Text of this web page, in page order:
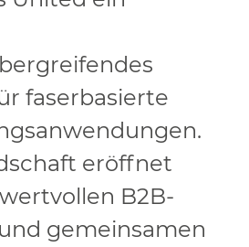
faserbasierte
eröffnet
B2B-
gemeinsamen